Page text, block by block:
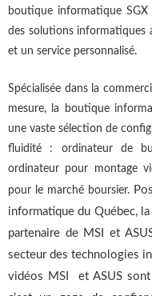
boutique informatique
des solutions informatiques
et un service personnalisé.
Spécialisée dans la
mesure, la boutique
une vaste sélection de
fluidité : ordinateur de
ordinateur pour montage
pour le marché boursier.
informatique du Québec,
partenaire de MSI et
secteur des technologies
vidéos MSI et ASUS sont